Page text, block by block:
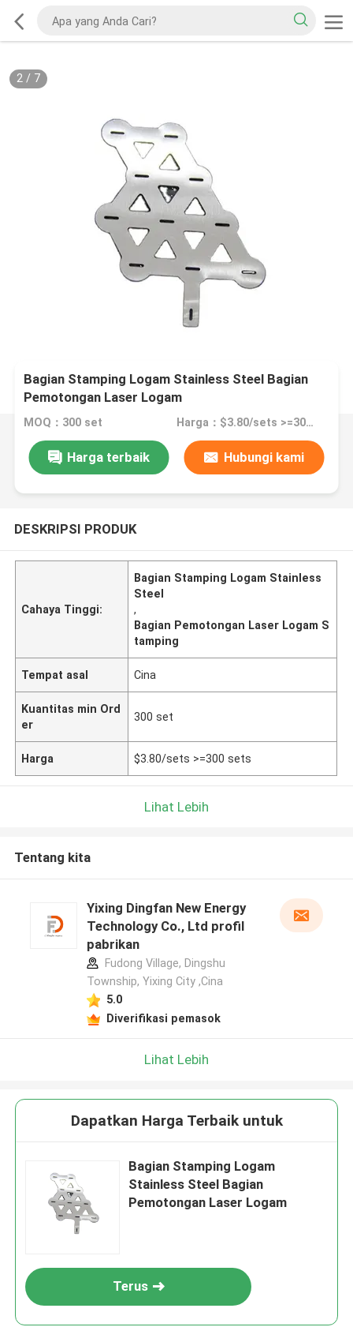
2/ 7
Bagian Stamping Logam Stainless Steel Bagian
Pemotongan Laser Logam
MOQ：300 set Harga：$3.80/sets >=300 sets
Harga terbaik Hubungi kami
DESKRIPSI PRODUK
Cahaya Tinggi:
Bagian Stamping Logam Stainless
Steel
,
Bagian Pemotongan Laser Logam S
tamping
Tempat asal Cina
Kuantitas min Ord
er
300 set
Harga $3.80/sets >=300 sets
Lihat Lebih
Tentang kita
Yixing Dingfan New Energy
Technology Co., Ltd profil
pabrikan
Fudong Village, Dingshu
Township, Yixing City ,Cina
5.0
Diverifikasi pemasok
Lihat Lebih
Dapatkan Harga Terbaik untuk
Bagian Stamping Logam
Stainless Steel Bagian
Pemotongan Laser Logam
Terus